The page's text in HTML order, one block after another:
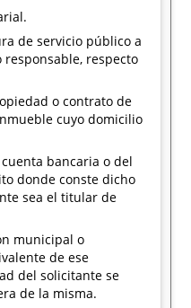
de servicio público a
respecto
o contrato de
cuyo domicilio
bancaria o del
donde conste dicho
sea el titular de
municipal o
de ese
del solicitante se
de la misma.